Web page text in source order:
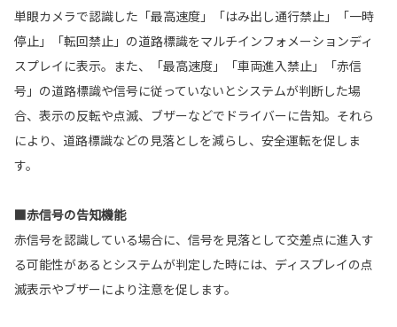
単眼カメラで認識した「最高速度」「はみ出し通行禁止」「一時
停止」「転回禁止」の道路標識をマルチインフォメーションディ
スプレイに表示。また、「最高速度」「車両進入禁止」「赤信
号」の道路標識や信号に従っていないとシステムが判断した場
合、表示の反転や点滅、ブザーなどでドライバーに告知。それら
により、道路標識などの見落としを減らし、安全運転を促しま
す。
■赤信号の告知機能
赤信号を認識している場合に、信号を見落として交差点に進入す
る可能性があるとシステムが判定した時には、ディスプレイの点
滅表示やブザーにより注意を促します。